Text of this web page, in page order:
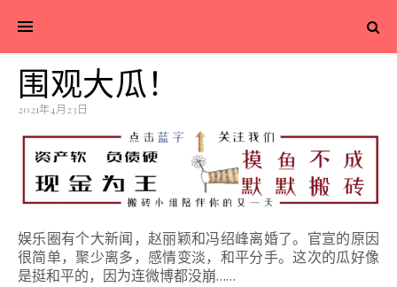
围观大瓜！
2021年4月23日
娱乐圈有个大新闻，赵丽颖和冯绍峰离婚了。官宣的原因
很简单，聚少离多，感情变淡，和平分手。这次的瓜好像
是挺和平的，因为连微博都没崩……